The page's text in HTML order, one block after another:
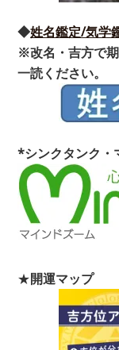
◆姓名鑑定/気学
※改名・吉方で
一読ください。
*シンクタンク・
★開運マップ